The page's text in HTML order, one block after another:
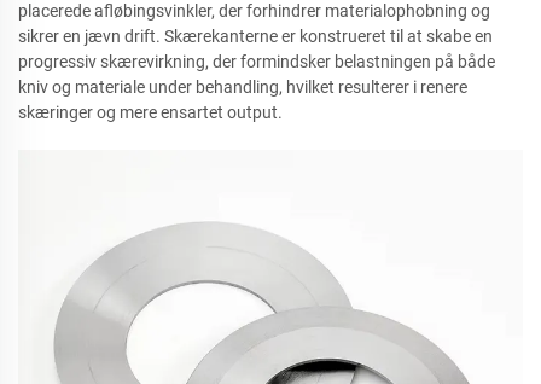
placerede afløbingsvinkler, der forhindrer materialophobning og
sikrer en jævn drift. Skærekanterne er konstrueret til at skabe en
progressiv skærevirkning, der formindsker belastningen på både
kniv og materiale under behandling, hvilket resulterer i renere
skæringer og mere ensartet output.